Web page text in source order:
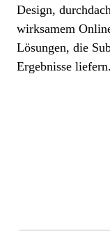
Design,
wirksamem
Lösungen, die
Ergebnisse liefern.